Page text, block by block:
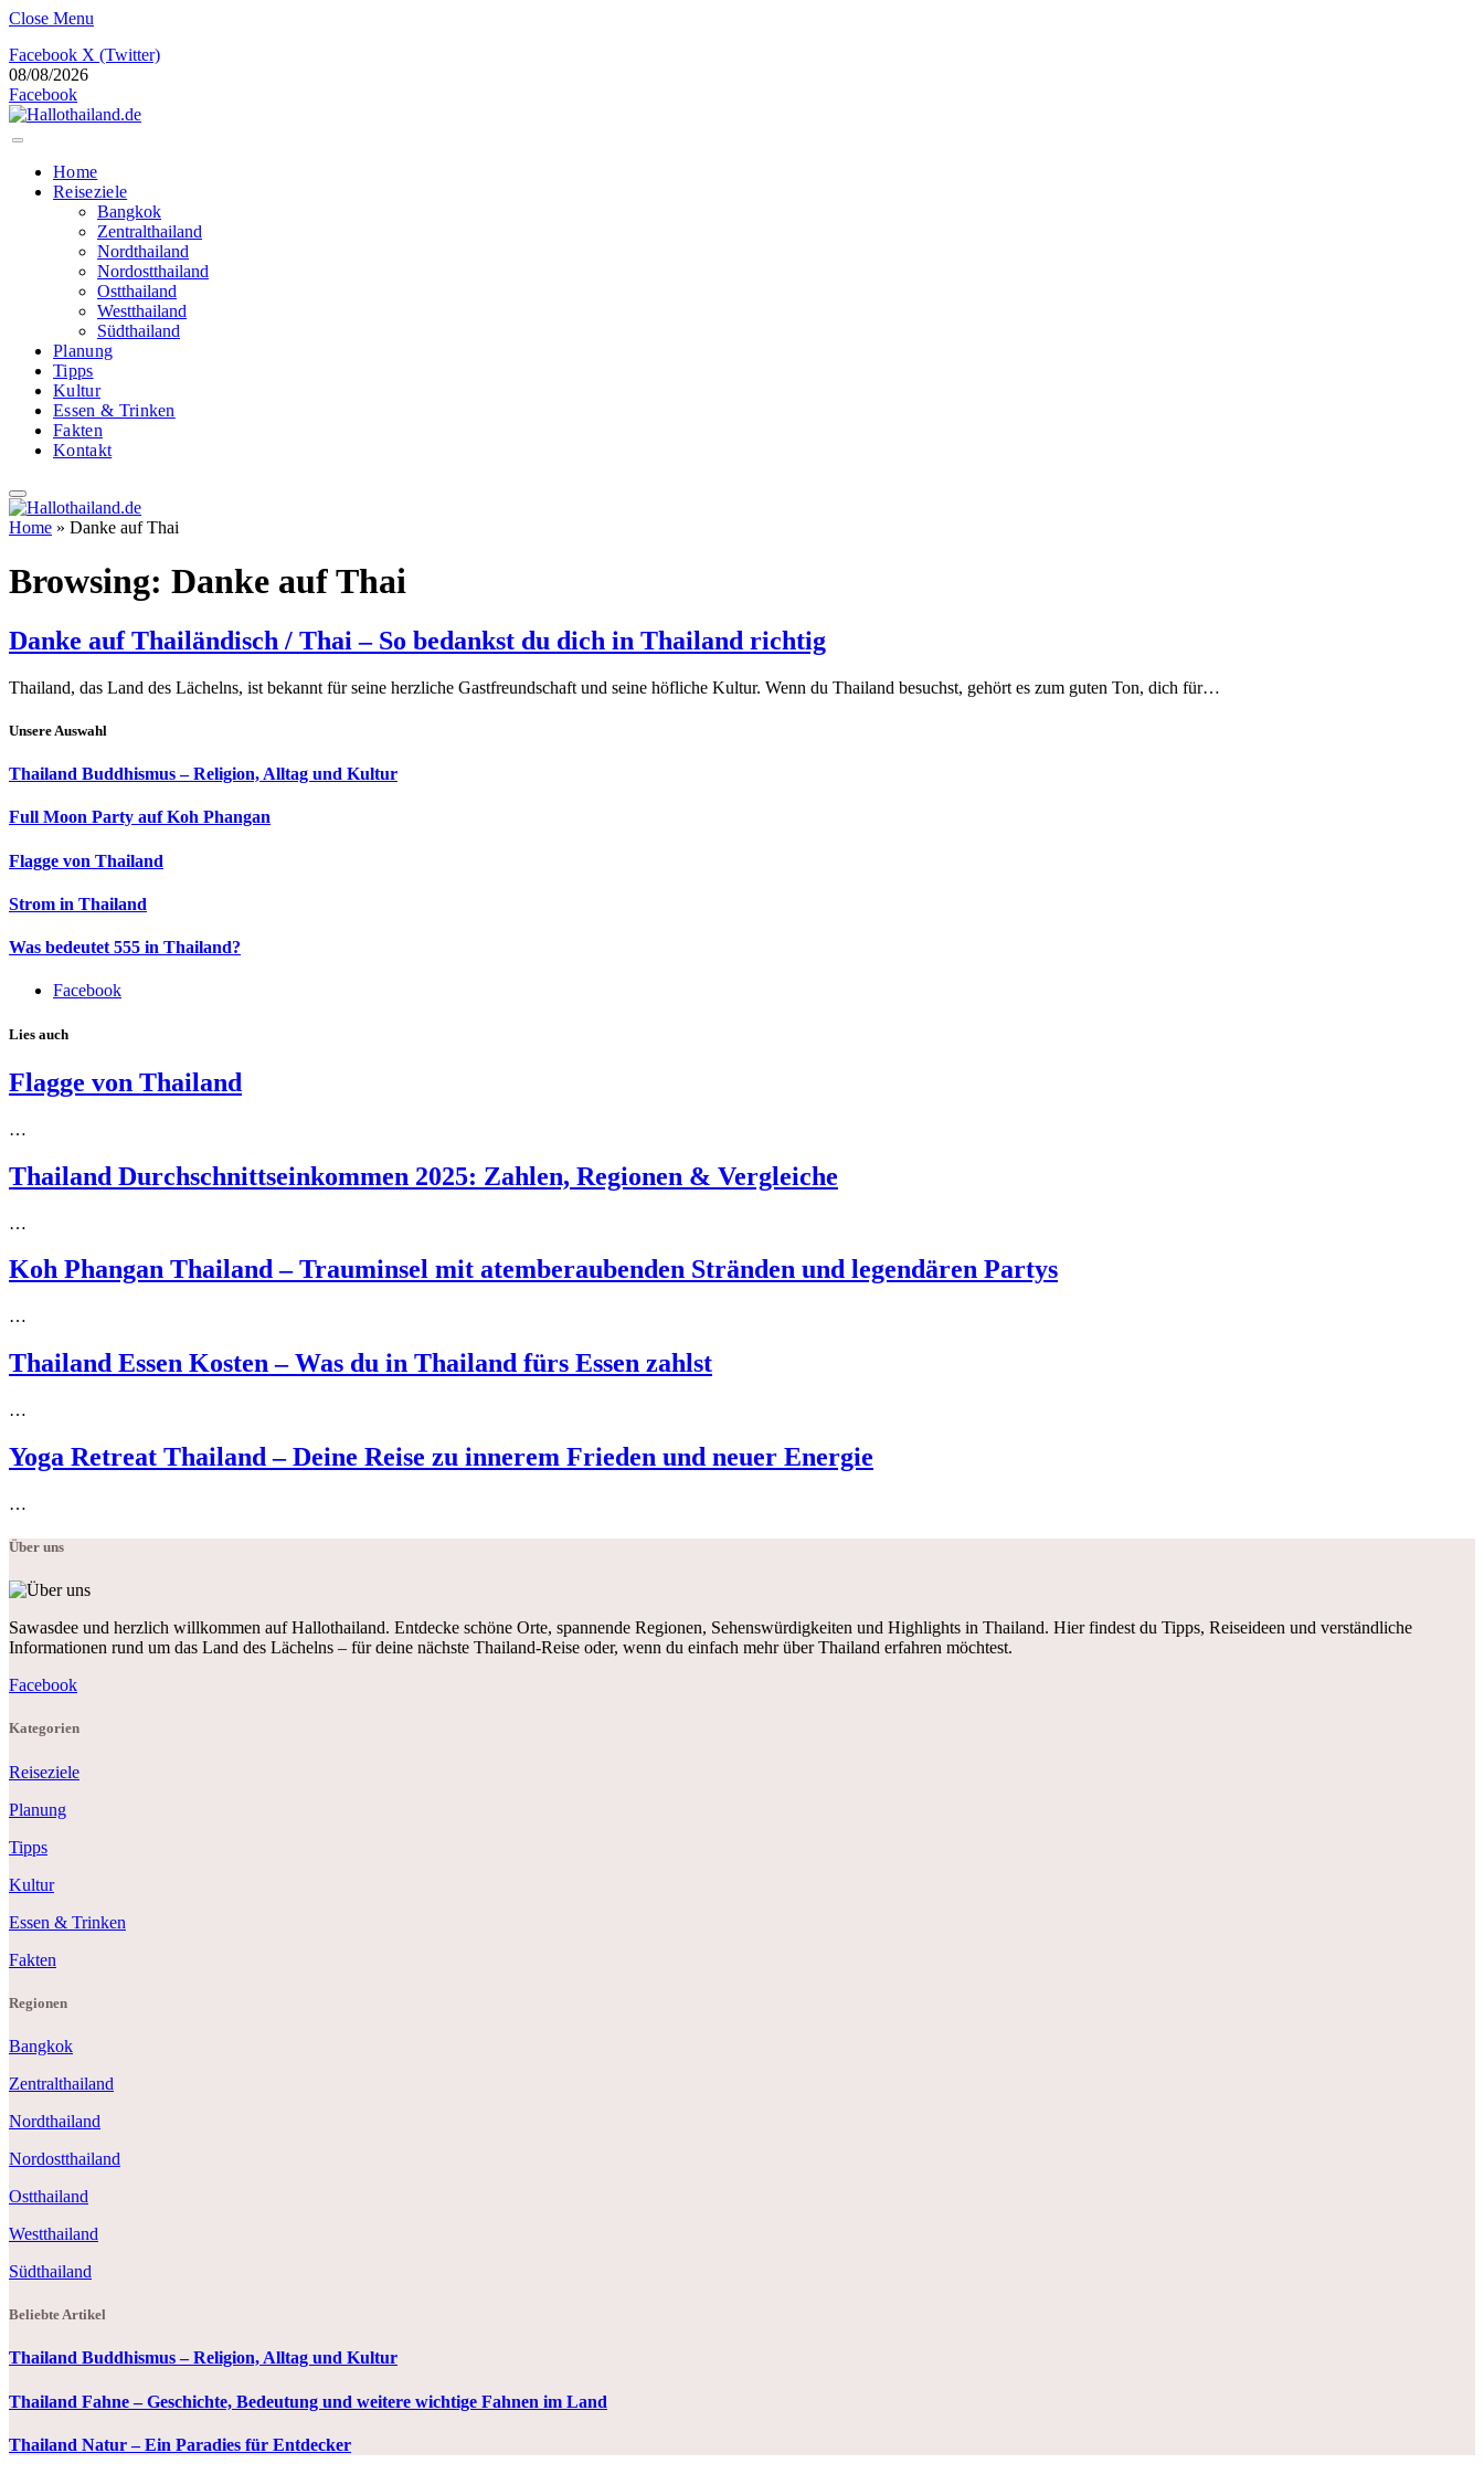
Close Menu
Facebook X (Twitter)
08/08/2026
Facebook
Home
Reiseziele
Bangkok
Zentralthailand
Nordthailand
Nordostthailand
Ostthailand
Westthailand
Südthailand
Planung
Tipps
Kultur
Essen & Trinken
Fakten
Kontakt
Home » Danke auf Thai
Browsing: Danke auf Thai
Danke auf Thailändisch / Thai – So bedankst du dich in Thailand richtig
Thailand, das Land des Lächelns, ist bekannt für seine herzliche Gastfreundschaft und seine höfliche Kultur. Wenn du Thailand besuchst, gehört es zum guten Ton, dich für…
Unsere Auswahl
Thailand Buddhismus – Religion, Alltag und Kultur
Full Moon Party auf Koh Phangan
Flagge von Thailand
Strom in Thailand
Was bedeutet 555 in Thailand?
Facebook
Lies auch
Flagge von Thailand
…
Thailand Durchschnittseinkommen 2025: Zahlen, Regionen & Vergleiche
…
Koh Phangan Thailand – Trauminsel mit atemberaubenden Stränden und legendären Partys
…
Thailand Essen Kosten – Was du in Thailand fürs Essen zahlst
…
Yoga Retreat Thailand – Deine Reise zu innerem Frieden und neuer Energie
…
Über uns
Sawasdee und herzlich willkommen auf Hallothailand. Entdecke schöne Orte, spannende Regionen, Sehenswürdigkeiten und Highlights in Thailand. Hier findest du Tipps, Reiseideen und verständliche
Informationen rund um das Land des Lächelns – für deine nächste Thailand-Reise oder, wenn du einfach mehr über Thailand erfahren möchtest.
Facebook
Kategorien
Reiseziele
Planung
Tipps
Kultur
Essen & Trinken
Fakten
Regionen
Bangkok
Zentralthailand
Nordthailand
Nordostthailand
Ostthailand
Westthailand
Südthailand
Beliebte Artikel
Thailand Buddhismus – Religion, Alltag und Kultur
Thailand Fahne – Geschichte, Bedeutung und weitere wichtige Fahnen im Land
Thailand Natur – Ein Paradies für Entdecker